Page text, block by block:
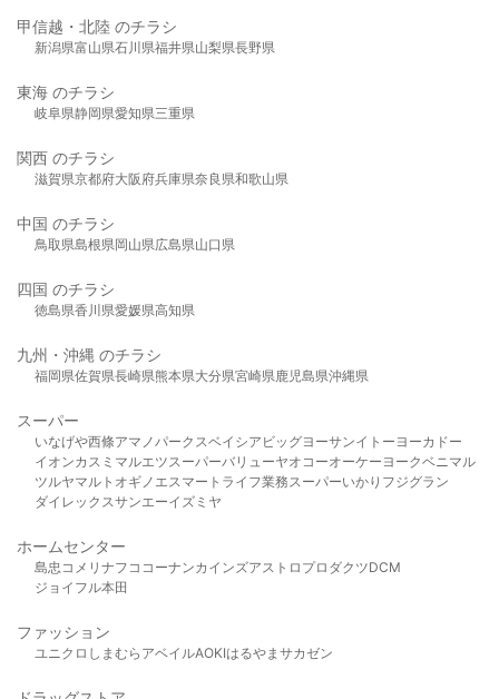
甲信越・北陸 のチラシ
新潟県富山県石川県福井県山梨県長野県
東海 のチラシ
岐阜県静岡県愛知県三重県
関西 のチラシ
滋賀県京都府大阪府兵庫県奈良県和歌山県
中国 のチラシ
鳥取県島根県岡山県広島県山口県
四国 のチラシ
徳島県香川県愛媛県高知県
九州・沖縄 のチラシ
福岡県佐賀県長崎県熊本県大分県宮崎県鹿児島県沖縄県
スーパー
いなげや西條アマノパークスベイシア ビッグヨーサンイトーヨーカドー
イオンカスミ マルエツスーパーバリューヤオコーオーケー ヨークベニマル
ツルヤマルト オギノ エスマート ライフ業務スーパーいかり フジグラン
ダイレックスサンエーイズミヤ
ホームセンター
島忠 コメリ ナフコ コーナンカインズアストロプロダクツDCM
ジョイフル本田
ファッション
ユニクロ しまむら アベイルAOKIはるやま サカゼン